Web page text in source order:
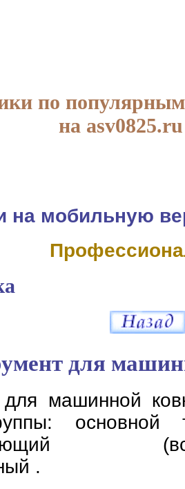
по
на asv0825.ru
на мобильную
для
для машинной
основной
.